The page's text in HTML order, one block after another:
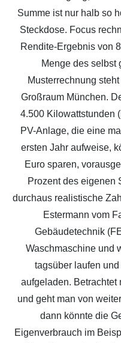
Summe ist nur halb so
Steckdose. Focus
Rendite-Ergebnis von
Menge des selbst
Musterrechnung
Großraum München.
4.500 Kilowattstunden
PV-Anlage, die eine
ersten Jahr aufweise,
Euro sparen,
Prozent des eigenen
durchaus realistische
Estermann vom
Gebäudetechnik
Waschmaschine und
tagsüber laufen
aufgeladen. Betrachtet
und geht man von
dann könnte die
Eigenverbrauch im